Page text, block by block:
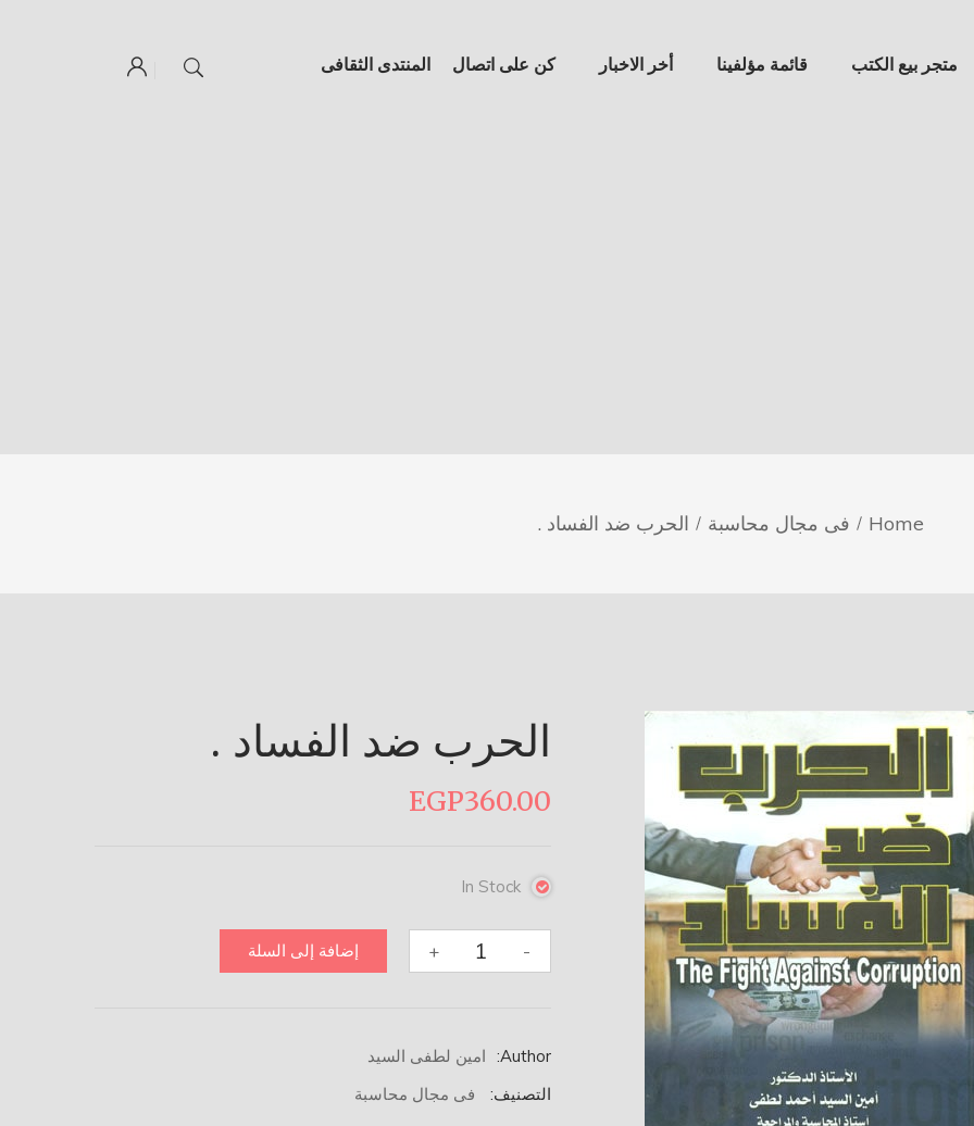
متجر بيع الكتب قائمة مؤلفينا أخر الاخبار كن على اتصال المنتدى الثقافى
Home فى مجال محاسبة الحرب ضد الفساد .
الحرب ضد الفساد .
EGP360.00
In Stock
+
الحرب
- إضافة إلى السلة
Author:
امين لطفى السيد
التصنيف:
فى مجال محاسبة